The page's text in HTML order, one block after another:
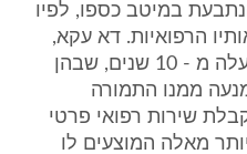
במיטב כספו, לפיו
הרפואיות. דא עקא,
בהגיע רגע האמת, לאחר למעלה מ - 10 שנים, שבהן
ממנו התמורה
שירות רפואי פרטי
מאלה המוצעים לו